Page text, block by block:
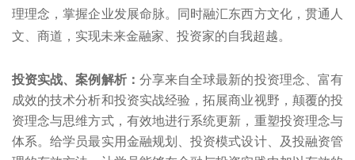
理理念，掌握企业发展命脉。同时融汇东西方文化，贯通人
文、商道，实现未来金融家、投资家的自我超越。
投资实战、案例解析： 分享来自全球最新的投资理念、富有
成效的技术分析和投资实战经验，拓展商业视野，颠覆的投
资理念与思维方式，有效地进行系统更新，重塑投资理念与
体系。给学员最实用金融规划、投资模式设计、及投融资管